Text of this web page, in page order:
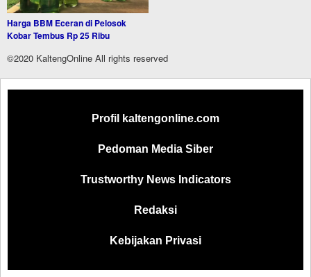
Harga BBM Eceran di Pelosok
Kobar Tembus Rp 25 Ribu
©2020 KaltengOnline All rights reserved
Profil kaltengonline.com
Pedoman Media Siber
Trustworthy News Indicators
Redaksi
Kebijakan Privasi